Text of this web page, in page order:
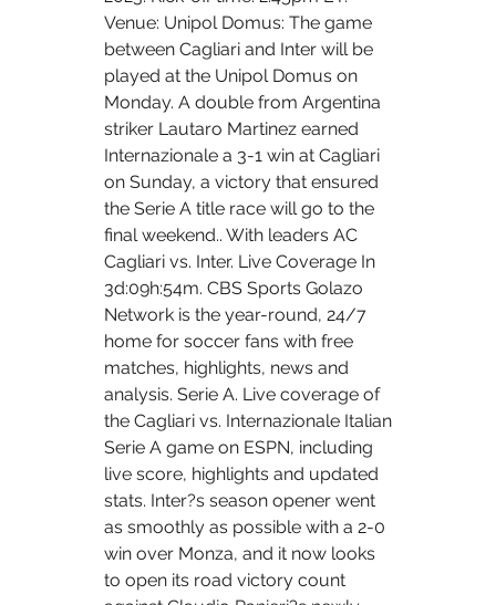
Venue: Unipol Domus: The game
between Cagliari and Inter will be
played at the Unipol Domus on
Monday. A double from Argentina
striker Lautaro Martinez earned
Internazionale a 3-1 win at Cagliari
on Sunday, a victory that ensured
the Serie A title race will go to the
final weekend.. With leaders AC
Cagliari vs. Inter. Live Coverage In
3d:09h:54m. CBS Sports Golazo
Network is the year-round, 24/7
home for soccer fans with free
matches, highlights, news and
analysis. Serie A. Live coverage of
the Cagliari vs. Internazionale Italian
Serie A game on ESPN, including
live score, highlights and updated
stats. Inter?s season opener went
as smoothly as possible with a 2-0
win over Monza, and it now looks
to open its road victory count